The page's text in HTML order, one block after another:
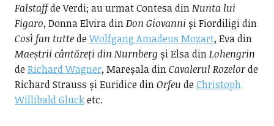
Falstaffde Verdi; au urmat Contesa dinNunta lui
Figaro, Donna Elvira dinDon Giovanni și Fiordiligi din
Così fan tuttedeWolfgang Amadeus Mozart, Eva din
Maeștrii cântăreți din Nurnberg și Elsa dinLohengrin
deRichard Wagner, Mareșala dinCavalerul Rozelorde
Richard Strauss și Euridice dinOrfeu deChristoph
Willibald Glucketc.